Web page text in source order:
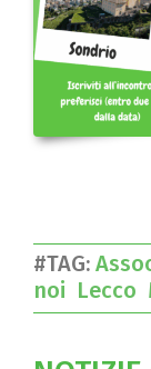
#TAG:
noi Lecco